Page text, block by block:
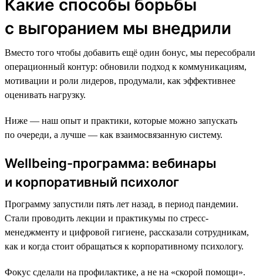
Какие способы борьбы
с выгоранием мы внедрили
Вместо того чтобы добавить ещё один бонус, мы пересобрали
операционный контур: обновили подход к коммуникациям,
мотивации и роли лидеров, продумали, как эффективнее
оценивать нагрузку.
Ниже — наш опыт и практики, которые можно запускать
по очереди, а лучше — как взаимосвязанную систему.
Wellbeing-программа: вебинары
и корпоративный психолог
Программу запустили пять лет назад, в период пандемии.
Стали проводить лекции и практикумы по стресс-
менеджменту и цифровой гигиене, рассказали сотрудникам,
как и когда стоит обращаться к корпоративному психологу.
Фокус сделали на профилактике, а не на «скорой помощи».